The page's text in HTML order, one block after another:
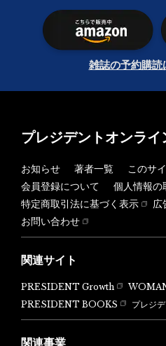
雑誌の予約購読
プレジデントオンライ
お知らせ 著者一覧
このサ
会員登録について
個人情報の
特定商取引法に基づく表示
広
お問い合わせ
関連サイト
PRESIDENT Growth
PRESIDENT BOOKS
プレジ
関連事業